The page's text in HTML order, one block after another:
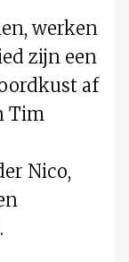
werken
zijn een
af
Tim
Nico,